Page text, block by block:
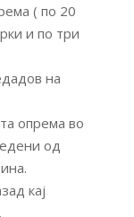
( по 20
и по три
на
опрема во
од
кај